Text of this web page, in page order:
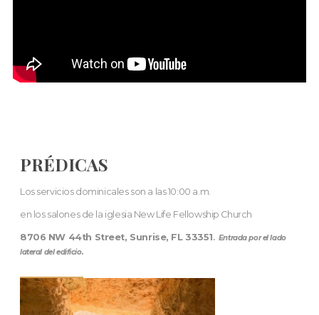
PRÉDICAS
Los servicios dominicales son a las 10:00 a.m.
en los salones de la iglesia New Life Fellowship Church
8706 NW 44th Street, Sunrise, FL 33351. Entrada por el lado
lateral del edificio.